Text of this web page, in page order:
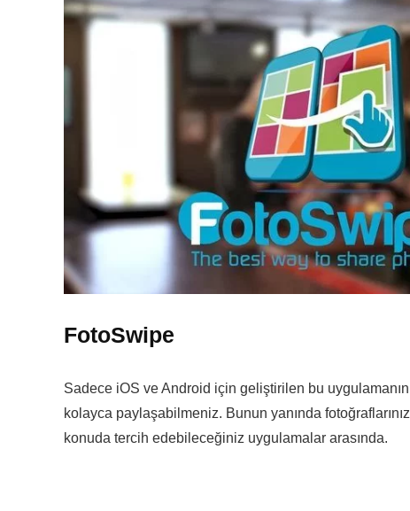
FotoSwipe
Sadece iOS ve Android için geliştirilen bu
kolayca paylaşabilmeniz. Bunun yanında
konuda tercih edebileceğiniz uygulamalar arasında.